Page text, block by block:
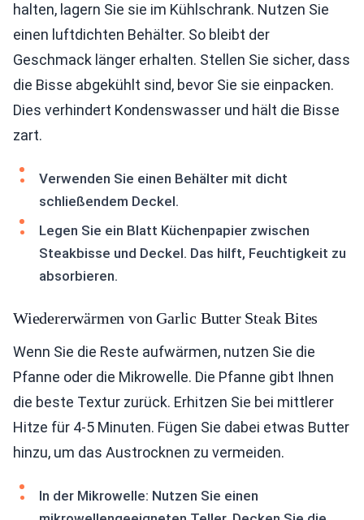
halten, lagern Sie sie im Kühlschrank. Nutzen Sie
einen luftdichten Behälter. So bleibt der
Geschmack länger erhalten. Stellen Sie sicher, dass
die Bisse abgekühlt sind, bevor Sie sie einpacken.
Dies verhindert Kondenswasser und hält die Bisse
zart.
Verwenden Sie einen Behälter mit dicht
schließendem Deckel.
Legen Sie ein Blatt Küchenpapier zwischen
Steakbisse und Deckel. Das hilft, Feuchtigkeit zu
absorbieren.
Wiedererwärmen von Garlic Butter Steak Bites
Wenn Sie die Reste aufwärmen, nutzen Sie die
Pfanne oder die Mikrowelle. Die Pfanne gibt Ihnen
die beste Textur zurück. Erhitzen Sie bei mittlerer
Hitze für 4-5 Minuten. Fügen Sie dabei etwas Butter
hinzu, um das Austrocknen zu vermeiden.
In der Mikrowelle: Nutzen Sie einen